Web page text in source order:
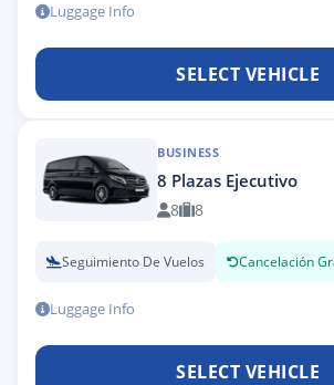
Luggage Info
SELECT VEHICLE
BUSINESS
8 Plazas Ejecutivo
8 8
Seguimiento De Vuelos Cancelación
Luggage Info
SELECT VEHICLE